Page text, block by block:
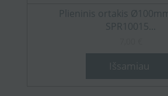
Plieninis ortakis
SPR10015...
Išsamiau